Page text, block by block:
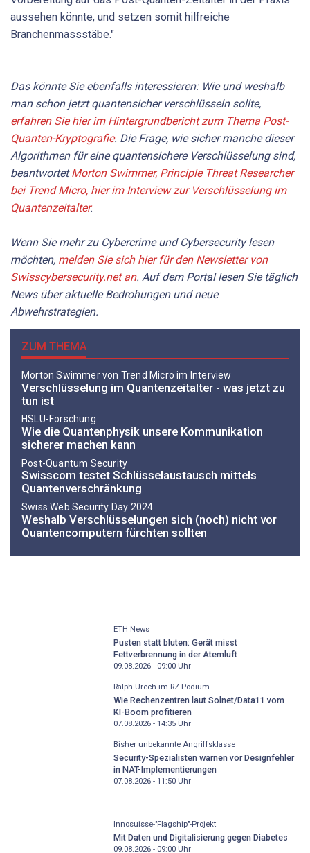
aussehen könnte, und setzen somit hilfreiche
Branchenmassstäbe."
Das könnte Sie ebenfalls interessieren: Wie und weshalb
man schon jetzt quantensicher verschlüsseln sollte,
erfahren Sie hier im Hintergrundbericht zum Thema Post-
Quanten-Kryptografie. Die Frage, wie sicher manche dieser
Algorithmen für eine quantensichere Verschlüsselung sind,
beantwortetMorton Swimmer, Principle Threat Researcher
bei Trend Micro, hier im Interview zur Verschlüsselung im
Quantenzeitalter.
Wenn Sie mehr zu Cybercrime und Cybersecurity lesen
möchten, melden Sie sich hier für den Newsletter von
Swisscybersecurity.net an. Auf dem Portal lesen Sie täglich
News über aktuelle Bedrohungen und neue
Abwehrstrategien.
ZUM THEMA
Morton Swimmer von Trend Micro im Interview
Verschlüsselung im Quantenzeitalter - was jetzt zu
tun ist
HSLU-Forschung
Wie die Quantenphysik unsere Kommunikation
sicherer machen kann
Post-Quantum Security
Swisscom testet Schlüsselaustausch mittels
Quantenverschränkung
Swiss Web Security Day 2024
Weshalb Verschlüsselungen sich (noch) nicht vor
Quantencomputern fürchten sollten
ETH News
Pusten statt bluten: Gerät misst
Fettverbrennung in der Atemluft
09.08.2026 - 09:00Uhr
Ralph Urech im RZ-Podium
Wie Rechenzentren laut Solnet/Data11 vom
KI-Boom profitieren
07.08.2026 - 14:35Uhr
Bisher unbekannte Angriffsklasse
Security-Spezialisten warnen vor Designfehler
in NAT-Implementierungen
07.08.2026 - 11:50Uhr
Innosuisse-"Flagship"-Projekt
Mit Daten und Digitalisierung gegen Diabetes
09.08.2026 - 09:00Uhr